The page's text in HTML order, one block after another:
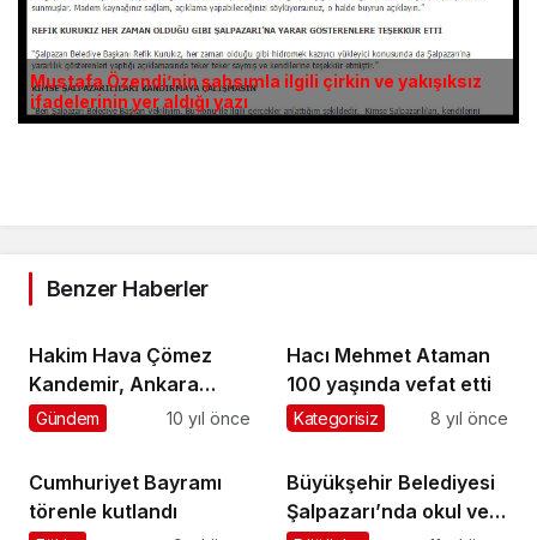
Mustafa Özendi’nin şahsımla ilgili çirkin ve yakışıksız
ifadelerinin yer aldığı yazı
Benzer Haberler
Hakim Hava Çömez
Kandemir, Ankara
İstinaf Mahkemesi
Gündem 10 yıl önce
Hacı Mehmet Ataman
100 yaşında vefat etti
Kategorisiz 8 yıl önce
Cumhuriyet Bayramı
törenle kutlandı
Büyükşehir Belediyesi
Şalpazarı’nda okul ve